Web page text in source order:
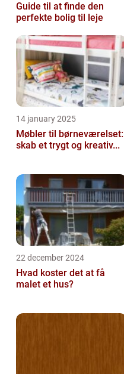
Guide til at finde den
perfekte bolig til leje
14 january 2025
Møbler til børneværelset:
skab et trygt og kreativ...
22 december 2024
Hvad koster det at få
malet et hus?